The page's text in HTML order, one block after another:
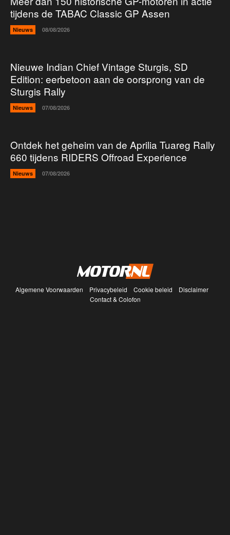
tijdens de TABAC Classic GP Assen
Nieuws 08/08/2026
Nieuwe Indian Chief Vintage Sturgis, SD
Edition: eerbetoon aan de oorsprong van de
Sturgis Rally
Nieuws 07/08/2026
Ontdek het geheim van de Aprilia Tuareg Rally
660 tijdens RIDERS Offroad Experience
Nieuws 07/08/2026
Algemene Voorwaarden Privacybeleid Cookie beleid
Disclaimer
Contact & Colofon